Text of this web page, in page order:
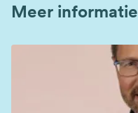
Meer informatie